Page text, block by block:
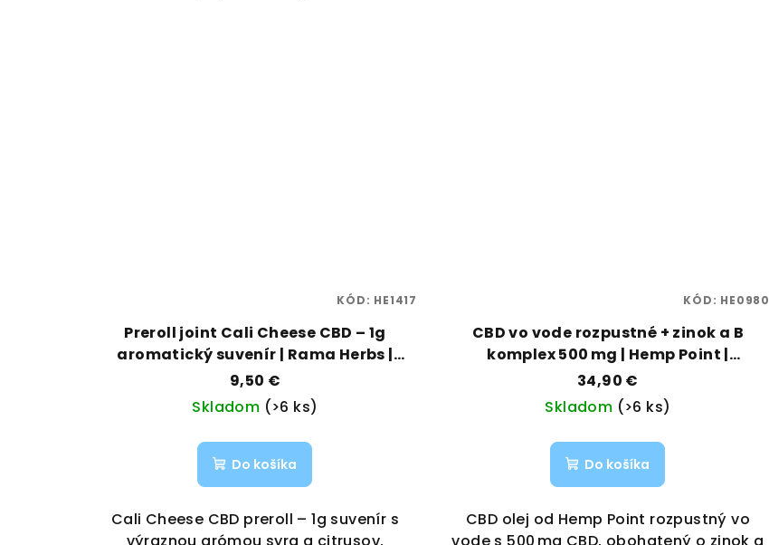
Preroll joint Cali Cheese CBD – 1g
aromatický suvenír | Rama Herbs |
Vaporama
9,50 €
Skladom (>6 ks)
Do košíka
Cali Cheese CBD preroll – 1g suvenír s
KÓD: HE1417
CBD vo vode rozpustné + zinok a B
komplex 500 mg | Hemp Point |
Vaporama
34,90 €
Skladom (>6 ks)
Do košíka
CBD olej od Hemp Point rozpustný vo
KÓD: HE0980